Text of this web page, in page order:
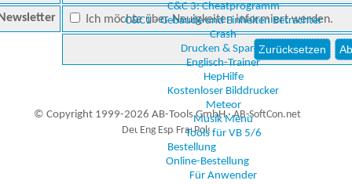
C&C 3: Cheatprogramm
C&C1 - Gebäude und Einheiten Betrachter
Crash
Drucken & Sparen
Englisch-Trainer
HepHilfe
Kostenloser Bilddrucker
Meteor
Musik Menü
Tools für VB 5/6
Bestellung
Online-Bestellung
Für Anwender
Newsletter Ich möchte über Neuigkeiten informiert werden.
© Copyright 1999-2026 AB-Tools GmbH ·AB-SoftCon.net
Auxiliary supplies